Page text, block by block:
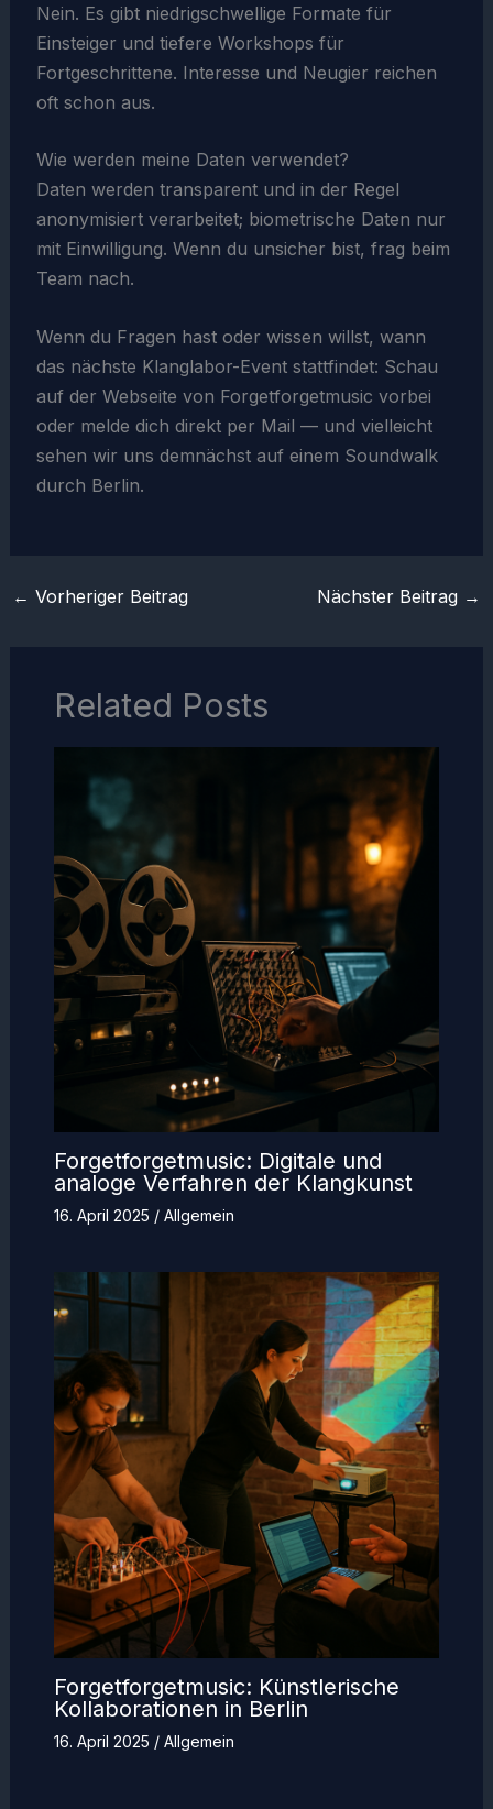
Nein. Es gibt niedrigschwellige Formate für
Einsteiger und tiefere Workshops für
Fortgeschrittene. Interesse und Neugier reichen
oft schon aus.
Wie werden meine Daten verwendet?
Daten werden transparent und in der Regel
anonymisiert verarbeitet; biometrische Daten nur
mit Einwilligung. Wenn du unsicher bist, frag beim
Team nach.
Wenn du Fragen hast oder wissen willst, wann
das nächste Klanglabor-Event stattfindet: Schau
auf der Webseite von Forgetforgetmusic vorbei
oder melde dich direkt per Mail — und vielleicht
sehen wir uns demnächst auf einem Soundwalk
durch Berlin.
← Vorheriger Beitrag Nächster Beitrag →
Related Posts
Forgetforgetmusic: Digitale und
analoge Verfahren der Klangkunst
16. April 2025 / Allgemein
Forgetforgetmusic: Künstlerische
Kollaborationen in Berlin
16. April 2025 / Allgemein